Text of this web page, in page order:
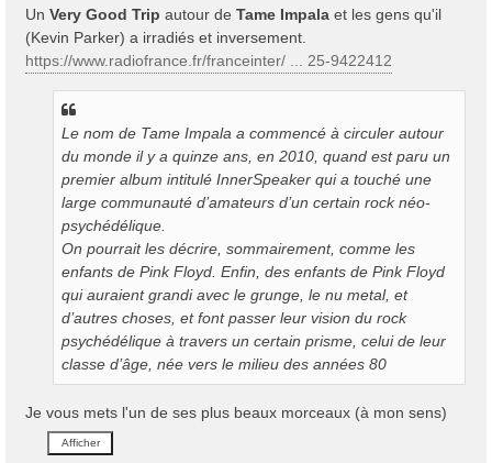
s
s
g
Un Very Good Trip autour de Tame Impala et les gens qu'il
(Kevin Parker) a irradiés et inversement.
https://www.radiofrance.fr/franceinter/ ... 25-9422412
Le nom de Tame Impala a commencé à circuler autour
du monde il y a quinze ans, en 2010, quand est paru un
premier album intitulé InnerSpeaker qui a touché une
large communauté d’amateurs d’un certain rock néo-
psychédélique.
On pourrait les décrire, sommairement, comme les
enfants de Pink Floyd. Enfin, des enfants de Pink Floyd
qui auraient grandi avec le grunge, le nu metal, et
d’autres choses, et font passer leur vision du rock
psychédélique à travers un certain prisme, celui de leur
classe d’âge, née vers le milieu des années 80
Je vous mets l'un de ses plus beaux morceaux (à mon sens)